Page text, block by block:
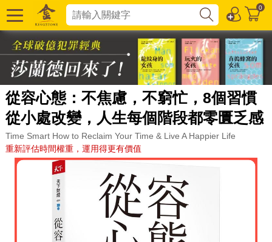
0
從容心態：不焦慮，不窮忙，8個習慣
從小處改變，人生每個階段都零匱乏感
Time Smart How to Reclaim Your Time & Live A Happier Life
重新評估時間權重，運用得更有價值